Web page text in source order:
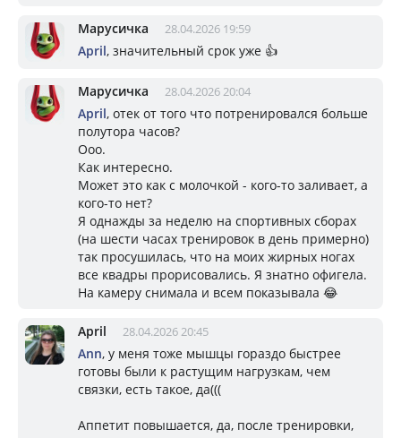
Марусичка 28.04.2026 19:59
April, значительный срок уже 👍
Марусичка 28.04.2026 20:04
April, отек от того что потренировался больше
полутора часов?
Ооо.
Как интересно.
Может это как с молочкой - кого-то заливает, а
кого-то нет?
Я однажды за неделю на спортивных сборах
(на шести часах тренировок в день примерно)
так просушилась, что на моих жирных ногах
все квадры прорисовались. Я знатно офигела.
На камеру снимала и всем показывала 😂
April 28.04.2026 20:45
Ann, у меня тоже мышцы гораздо быстрее
готовы были к растущим нагрузкам, чем
связки, есть такое, да(((
Аппетит повышается, да, после тренировки,